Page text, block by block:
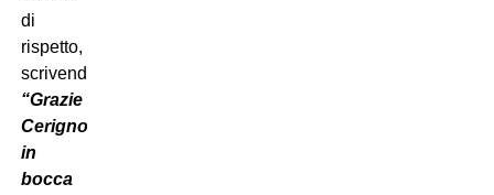
di
rispetto,
scrivendo:
“Grazie
Cerignola,
in
bocca